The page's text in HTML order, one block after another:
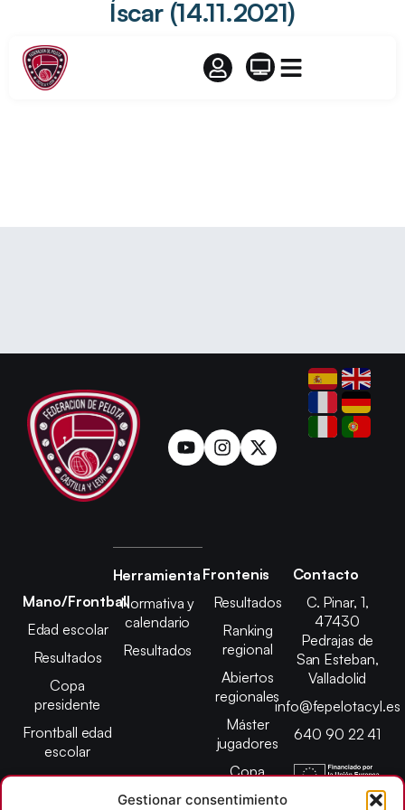
Gestionar consentimiento
Íscar (14.11.2021)
Mano/Frontball
Edad escolar
Resultados
Copa
presidente
Frontball edad
escolar
Herramienta
Normativa y
calendario
Resultados
Frontenis
Resultados
Ranking
regional
Abiertos
regionales
Máster
jugadores
Copa
presidente
Contacto
C. Pinar, 1,
47430
Pedrajas de
San Esteban,
Valladolid
info@fepelotacyl.es
640 90 22 41